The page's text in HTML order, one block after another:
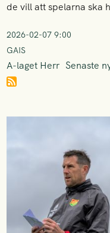
de vill att spelarna ska
2026-02-07 9:00
GAIS
A-laget Herr Senaste